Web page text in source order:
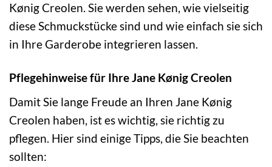
Kønig Creolen. Sie werden sehen, wie vielseitig
diese Schmuckstücke sind und wie einfach sie sich
in Ihre Garderobe integrieren lassen.
Pflegehinweise für Ihre Jane Kønig Creolen
Damit Sie lange Freude an Ihren Jane Kønig
Creolen haben, ist es wichtig, sie richtig zu
pflegen. Hier sind einige Tipps, die Sie beachten
sollten: